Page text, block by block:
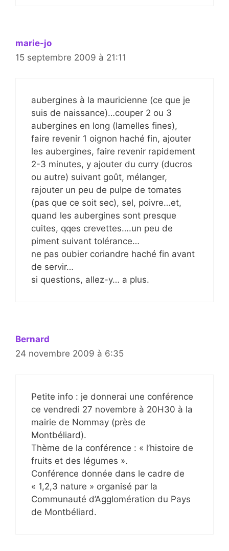
marie-jo
15 septembre 2009 à 21:11
aubergines à la mauricienne (ce que je
suis de naissance)…couper 2 ou 3
aubergines en long (lamelles fines),
faire revenir 1 oignon haché fin, ajouter
les aubergines, faire revenir rapidement
2-3 minutes, y ajouter du curry (ducros
ou autre) suivant goût, mélanger,
rajouter un peu de pulpe de tomates
(pas que ce soit sec), sel, poivre…et,
quand les aubergines sont presque
cuites, qqes crevettes….un peu de
piment suivant tolérance…
ne pas oubier coriandre haché fin avant
de servir…
si questions, allez-y… a plus.
Bernard
24 novembre 2009 à 6:35
Petite info : je donnerai une conférence
ce vendredi 27 novembre à 20H30 à la
mairie de Nommay (près de
Montbéliard).
Thème de la conférence : « l’histoire de
fruits et des légumes ».
Conférence donnée dans le cadre de
« 1,2,3 nature » organisé par la
Communauté d’Agglomération du Pays
de Montbéliard.